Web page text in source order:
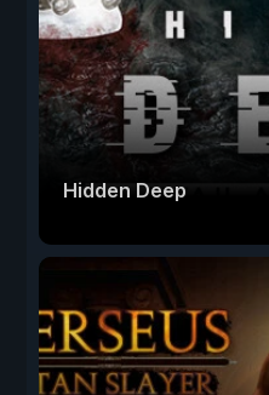
Hidden Deep